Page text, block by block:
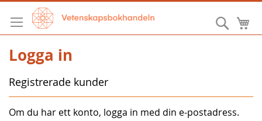
Hoppa
till
innehållet
Sök
Logga in
Registrerade kunder
Om du har ett konto, logga in med din e-postadress.